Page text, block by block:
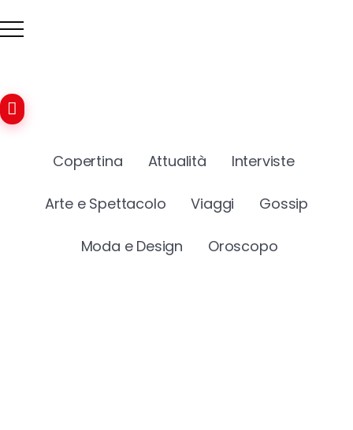
Copertina Attualità Interviste
Arte e Spettacolo Viaggi Gossip
Moda e Design Oroscopo